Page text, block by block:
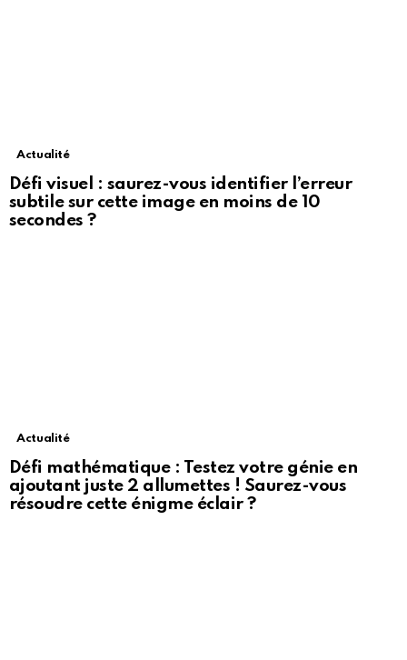
Actualité
Défi visuel : saurez-vous identifier l’erreur
subtile sur cette image en moins de 10
secondes ?
Actualité
Défi mathématique : Testez votre génie en
ajoutant juste 2 allumettes ! Saurez-vous
résoudre cette énigme éclair ?